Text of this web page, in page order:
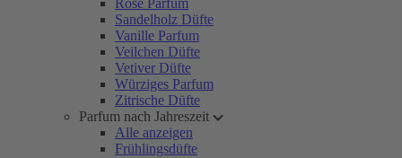
Rose Parfum
Sandelholz Düfte
Vanille Parfum
Veilchen Düfte
Vetiver Düfte
Würziges Parfum
Zitrische Düfte
Parfum nach Jahreszeit
Alle anzeigen
Frühlingsdüfte